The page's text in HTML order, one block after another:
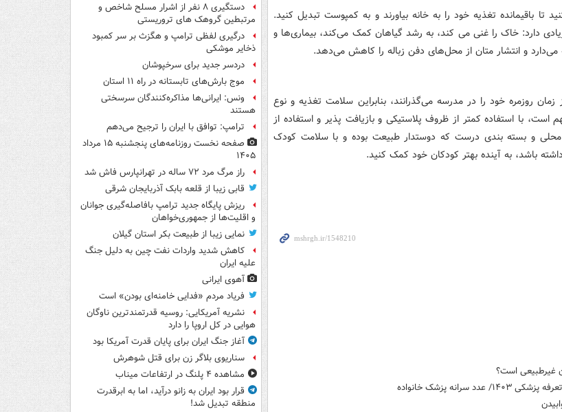
تا باقیمانده تغذیه خود را به خانه بیاورند و به کمپوست تبدیل کنید.
دارد: خاک را غنی می کند، به رشد گیاهان کمک می‌کند، بیماری‌ها و
می‌دارد و انتشار متان از محل‌های دفن زباله را کاهش می‌دهد.
روزمره خود را در مدرسه می‌گذرانند، بنابراین سلامت تغذیه و نوع
است، با استفاده کمتر از ظروف پلاستیکی و بازیافت پذیر و استفاده از
و بسته بندی درست که دوستدار طبیعت بوده و با سلامت کودک
باشد، به آینده بهتر کودکان خود کمک کنید.
غیرطبیعی است؟
دستگیری ۸ نفر از اشرار مسلح شاخص و
مرتبطین گروهک های تروریستی
درگیری لفظی ترامپ و هگزث بر سر کمبود
ذخایر موشکی
دردسر جدید برای سرخپوشان
موج بارش‌های تابستانه در راه ۱۱ استان
ونس: ایرانی‌ها مذاکره‌کنندگان سرسختی
هستند
ترامپ: توافق با ایران را ترجیح می‌دهم
صفحه نخست روزنامه‌های پنجشنبه ۱۵ مرداد
۱۴۰۵
راز مرگ مرد ۷۲ ساله در تهرانپارس فاش شد
قابی زیبا از قلعه بابک آذربایجان شرقی
ریزش پایگاه جدید ترامپ بافاصله‌گیری جوانان
و اقلیت‌ها از جمهوری‌خواهان
نمایی زیبا از طبیعت بکر استان گیلان
کاهش شدید واردات نفت چین به دلیل جنگ
علیه ایران
آهوی ایرانی
فریاد مردم «فدایی خامنه‌ای بودن» است
نشریه آمریکایی: روسیه قدرتمندترین ناوگان
هوایی در کل اروپا را دارد
آغاز جنگ ایران برای پایان قدرت آمریکا بود
سناریوی بلاگر زن برای قتل شوهرش
مشاهده ۴ پلنگ در ارتفاعات میناب
قرار بود ایران به زانو درآید، اما به ابرقدرت
منطقه تبدیل شد!